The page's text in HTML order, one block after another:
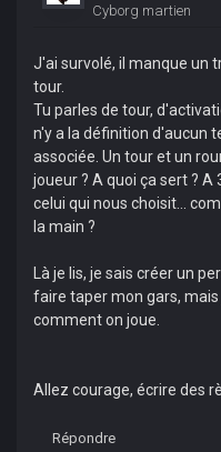
Cyborg martien
J'ai survolé, il manque un
tour.
Tu parles de tour,
n'y a la définition d'aucun
associée. Un tour et un
joueur ? A quoi ça sert ?
celui qui nous choisit...
la main ?
Là je lis, je sais créer un
faire taper mon gars,
comment on joue.
Allez courage, écrire des
Répondre